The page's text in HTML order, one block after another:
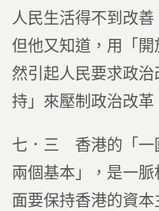
人民生活得不到改善
但他又知道，用「
然引起人民要求政
持」來壓制政治改革
七．三 香港的「一
兩個基本」，是一
面要保持香港的資